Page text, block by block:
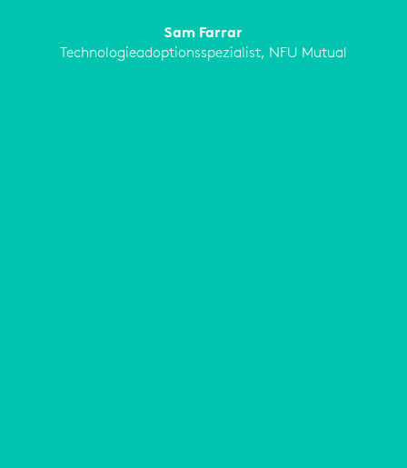
Sam Farrar
Technologieadoptionsspezialist, NFU Mutual